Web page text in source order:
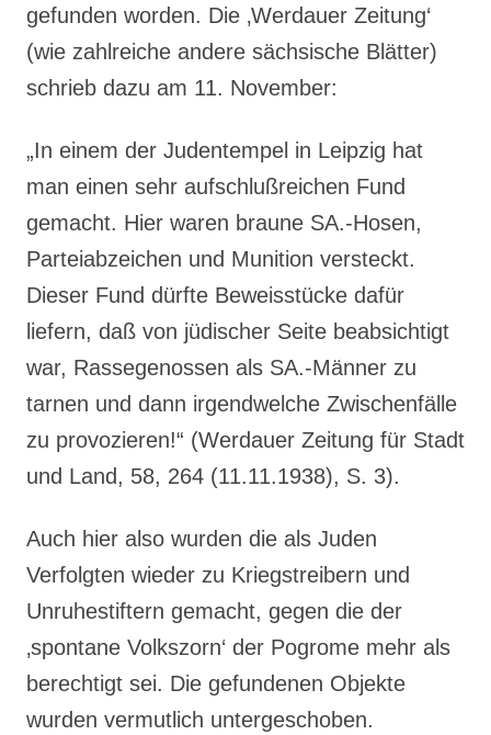
gefunden worden. Die ‚Werdauer Zeitung‘
(wie zahlreiche andere sächsische Blätter)
schrieb dazu am 11. November:
„In einem der Judentempel in Leipzig hat
man einen sehr aufschlußreichen Fund
gemacht. Hier waren braune SA.-Hosen,
Parteiabzeichen und Munition versteckt.
Dieser Fund dürfte Beweisstücke dafür
liefern, daß von jüdischer Seite beabsichtigt
war, Rassegenossen als SA.-Männer zu
tarnen und dann irgendwelche Zwischenfälle
zu provozieren!“ (Werdauer Zeitung für Stadt
und Land, 58, 264 (11.11.1938), S. 3).
Auch hier also wurden die als Juden
Verfolgten wieder zu Kriegstreibern und
Unruhestiftern gemacht, gegen die der
‚spontane Volkszorn‘ der Pogrome mehr als
berechtigt sei. Die gefundenen Objekte
wurden vermutlich untergeschoben.